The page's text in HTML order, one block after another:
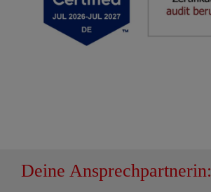
Deine Ansprechpartnerin: